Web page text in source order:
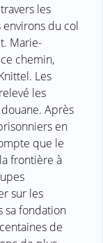
les
environs du col
Marie-
chemin,
Les
les
Après
en
que le
frontière à
sur les
sa fondation
de